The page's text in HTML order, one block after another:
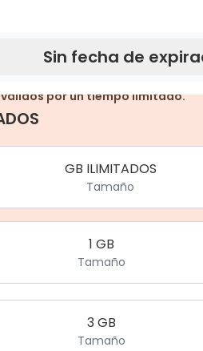
Sin fecha de
por un tiempo limitado.
GB ILIMITADOS
Tamaño
1 GB
Tamaño
3GB
Tamaño